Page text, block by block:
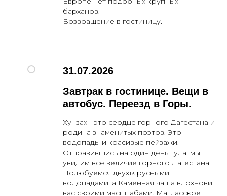
барханов.
Возвращение в гостиницу.
31.07.2026
Завтрак в гостинице. Вещи в
автобус. Переезд в Горы.
Хунзах - это сердце горного Дагестана и
родина знаменитых поэтов. Это
водопады и красивые пейзажи.
Отправившись на один день туда, мы
увидим всë величие горного Дагестана.
Полюбуемся двухъярусными
водопадами, а Каменная чаша вдохновит
вас своими масштабами. Матласское
+7 (83159) 25044
г. Бор, ул. Октябрьская д. 53
8 (831) 422 28 30
г. Н. Новгород, пл. Горького, д. 6
г. Бор
г. Нижний Новгород
Политика конфиденциальности
Пользовательское соглашение